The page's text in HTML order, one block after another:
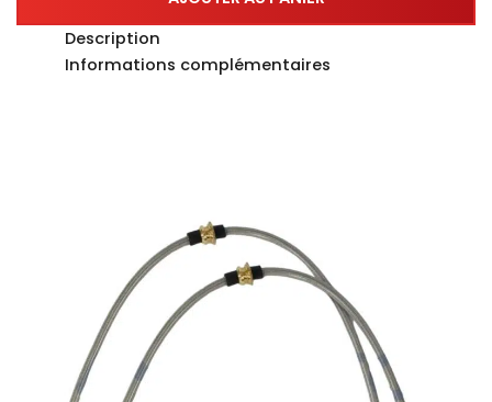
Description
Informations complémentaires